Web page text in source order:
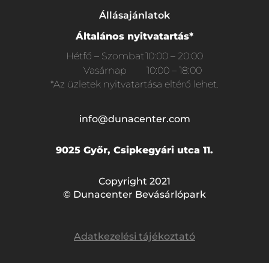
Állásajánlatok
Általános nyitvatartás*
Hétfő – Szombat10:00 – 20:00
Vasárnap
10:00 – 18:00
*Az üzletek nyitvatartása eltérő lehet.
info@dunacenter.com
9025 Győr, Csipkegyári utca 11.
Copyright 2021
© Dunacenter Bevásárlópark
Adatkezelési tájékoztató